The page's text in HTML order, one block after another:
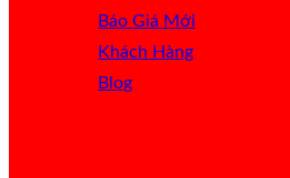
Báo Giá
Khách Hàng
Blog